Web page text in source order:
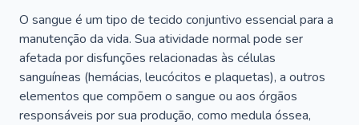
O sangue é um tipo de tecido conjuntivo essencial para a
manutenção da vida. Sua atividade normal pode ser
afetada por disfunções relacionadas às células
sanguíneas (hemácias, leucócitos e plaquetas), a outros
elementos que compõem o sangue ou aos órgãos
responsáveis por sua produção, como medula óssea,